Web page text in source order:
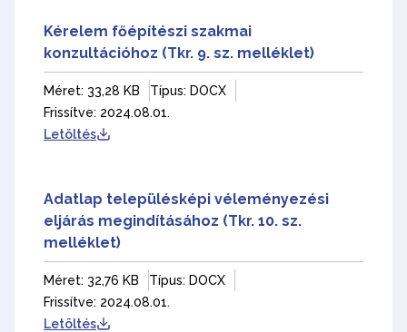
Kérelem főépítészi szakmai
konzultációhoz (Tkr. 9. sz. melléklet)
Méret: 33,28 KB
Típus: DOCX
Frissítve: 2024.08.01.
Letöltés
Adatlap településképi véleményezési
eljárás megindításához (Tkr. 10. sz.
melléklet)
Méret: 32,76 KB
Típus: DOCX
Frissítve: 2024.08.01.
Letöltés